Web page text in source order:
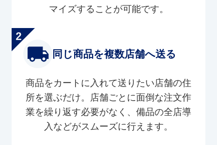
マイズすることが可能です。
同じ商品を複数店舗へ送る
商品をカートに入れて送りたい店舗の住
所を選ぶだけ。店舗ごとに面倒な注文作
業を繰り返す必要がなく、備品の全店導
入などがスムーズに行えます。